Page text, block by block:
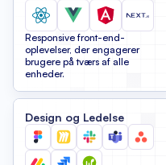
Responsive front-end-
oplevelser, der engagerer
brugere på tværs af alle
enheder.
Design og Ledelse